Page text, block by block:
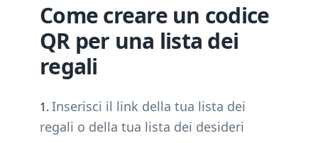
Come creare un codice
QR per una lista dei
regali
Inserisci il link della tua lista dei
regali o della tua lista dei desideri